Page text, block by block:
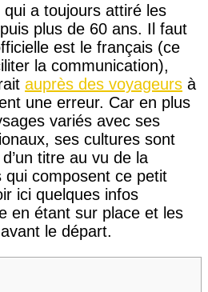
a toujours attiré les
plus de 60 ans. Il faut
est le français (ce
la communication),
auprès des voyageurs à
une erreur. Car en plus
variés avec ses
ses cultures sont
titre au vu de la
qui composent ce petit
ici quelques infos
en étant sur place et les
le départ.